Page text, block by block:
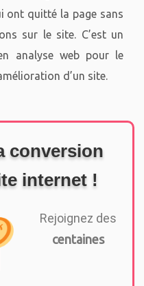
ont quitté la page sans
sur le site. C’est un
analyse web pour le
d’un site.
conversion
internet !
Rejoignez des
centaines